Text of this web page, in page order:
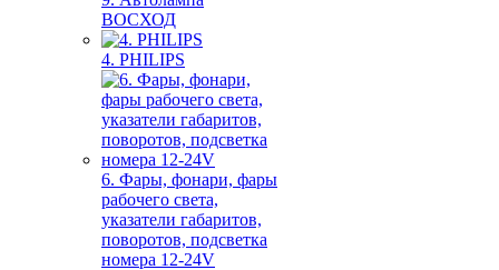
ВОСХОД
4. PHILIPS
6. Фары, фонари, фары
рабочего света,
указатели габаритов,
поворотов, подсветка
номера 12-24V